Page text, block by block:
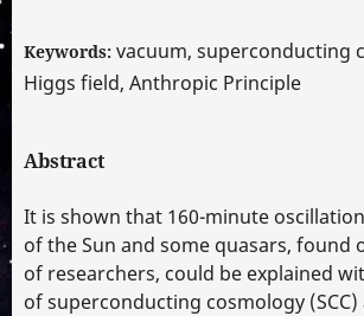
Keywords: vacuum, superconducting
Higgs field, Anthropic Principle
Abstract
It is shown that 160-minute
of the Sun and some quasars, found
of researchers, could be explained
of superconducting cosmology (SCC)